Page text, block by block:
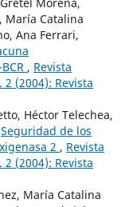
María Catalina
Ana Ferrari,
, Revista
(2004): Revista
Héctor Telechea,
Seguridad de los
2 , Revista
(2004): Revista
María Catalina